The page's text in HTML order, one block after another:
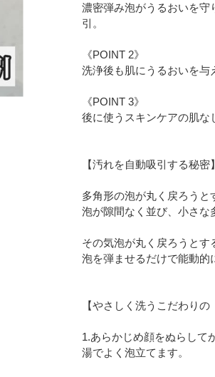
濃密弾み泡がうるおいを守
引。
《POINT 2》
洗浄後も肌にうるおいを与
《POINT 3》
後に使うスキンケアの肌な
【汚れを自動吸引する秘密】
多角形の泡が丸く戻ろう
泡が隙間なく並び、小さな
その気泡が丸く戻ろうとす
泡を弾ませるだけで能動的
【やさしく洗うこだわり
1.あらかじめ顔をぬらして
湯でよく泡立てます。